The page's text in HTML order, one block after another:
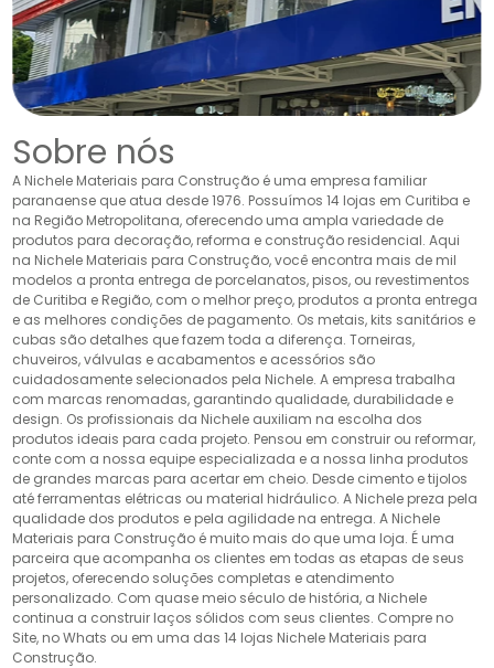
Sobre nós
A Nichele Materiais para Construção é uma empresa familiar
paranaense que atua desde 1976. Possuímos 14 lojas em Curitiba e
na Região Metropolitana, oferecendo uma ampla variedade de
produtos para decoração, reforma e construção residencial. Aqui
na Nichele Materiais para Construção, você encontra mais de mil
modelos a pronta entrega de porcelanatos, pisos, ou revestimentos
de Curitiba e Região, com o melhor preço, produtos a pronta entrega
e as melhores condições de pagamento. Os metais, kits sanitários e
cubas são detalhes que fazem toda a diferença. Torneiras,
chuveiros, válvulas e acabamentos e acessórios são
cuidadosamente selecionados pela Nichele. A empresa trabalha
com marcas renomadas, garantindo qualidade, durabilidade e
design. Os profissionais da Nichele auxiliam na escolha dos
produtos ideais para cada projeto. Pensou em construir ou reformar,
conte com a nossa equipe especializada e a nossa linha produtos
de grandes marcas para acertar em cheio. Desde cimento e tijolos
até ferramentas elétricas ou material hidráulico. A Nichele preza pela
qualidade dos produtos e pela agilidade na entrega. A Nichele
Materiais para Construção é muito mais do que uma loja. É uma
parceira que acompanha os clientes em todas as etapas de seus
projetos, oferecendo soluções completas e atendimento
personalizado. Com quase meio século de história, a Nichele
continua a construir laços sólidos com seus clientes. Compre no
Site, no Whats ou em uma das 14 lojas Nichele Materiais para
Construção.